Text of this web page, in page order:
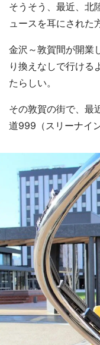
そうそう、最近、北
ュースを耳にされた
金沢～敦賀間が開業
り換えなしで行ける
たらしい。
その敦賀の街で、最
道999（スリーナイ